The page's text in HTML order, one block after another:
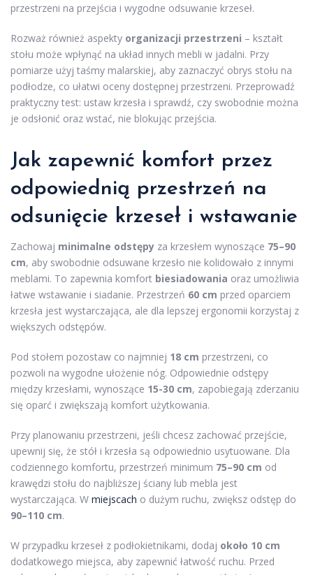
przestrzeni na przejścia i wygodne odsuwanie krzeseł.
Rozważ również aspekty organizacji przestrzeni – kształt
stołu może wpłynąć na układ innych mebli w jadalni. Przy
pomiarze użyj taśmy malarskiej, aby zaznaczyć obrys stołu na
podłodze, co ułatwi oceny dostępnej przestrzeni. Przeprowadź
praktyczny test: ustaw krzesła i sprawdź, czy swobodnie można
je odsłonić oraz wstać, nie blokując przejścia.
Jak zapewnić komfort przez
odpowiednią przestrzeń na
odsunięcie krzeseł i wstawanie
Zachowaj minimalne odstępy za krzesłem wynoszące 75–90
cm, aby swobodnie odsuwane krzesło nie kolidowało z innymi
meblami. To zapewnia komfort biesiadowania oraz umożliwia
łatwe wstawanie i siadanie. Przestrzeń 60 cm przed oparciem
krzesła jest wystarczająca, ale dla lepszej ergonomii korzystaj z
większych odstępów.
Pod stołem pozostaw co najmniej 18 cm przestrzeni, co
pozwoli na wygodne ułożenie nóg. Odpowiednie odstępy
między krzesłami, wynoszące 15-30 cm, zapobiegają zderzaniu
się oparć i zwiększają komfort użytkowania.
Przy planowaniu przestrzeni, jeśli chcesz zachować przejście,
upewnij się, że stół i krzesła są odpowiednio usytuowane. Dla
codziennego komfortu, przestrzeń minimum 75–90 cm od
krawędzi stołu do najbliższej ściany lub mebla jest
wystarczająca. W miejscach o dużym ruchu, zwiększ odstęp do
90–110 cm.
W przypadku krzeseł z podłokietnikami, dodaj około 10 cm
dodatkowego miejsca, aby zapewnić łatwość ruchu. Przed